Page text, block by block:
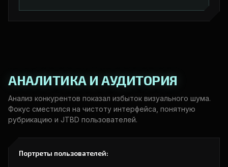
АНАЛИТИКА И АУДИТОРИЯ
Анализ конкурентов показал избыток визуального шума.
Фокус сместился на чистоту интерфейса, понятную
рубрикацию и JTBD пользователей.
Портреты пользователей: